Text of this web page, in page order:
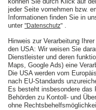
Unternehmen
Karriere
Nachhaltigkeit
Social Media
ARTIMA